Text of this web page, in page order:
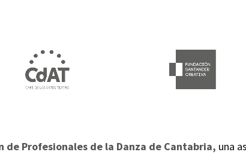
de Profesionales de la Danza de Cantabria, una